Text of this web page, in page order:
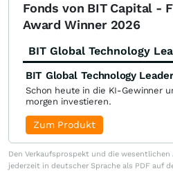
Fonds von BIT Capital -
Award Winner 2026
BIT Global Technology
BIT Global Technology
Schon heute in die KI-Gewinner
morgen investieren.
Zum Produkt
Den Verkaufsprospekt und die
jederzeit in deutscher Sprache als PDF auf